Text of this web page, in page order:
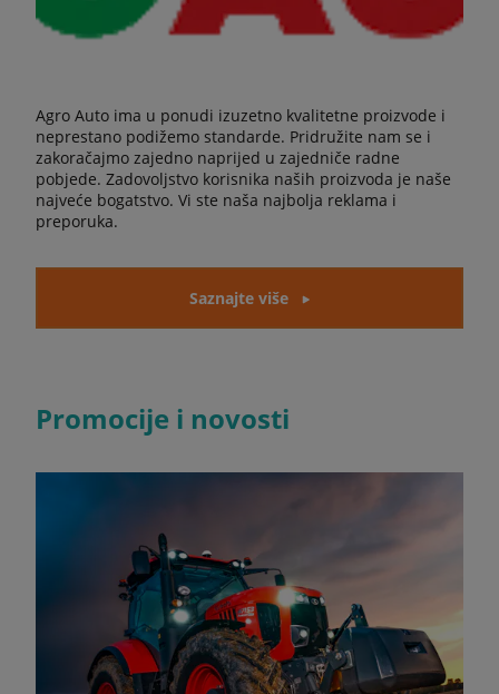
Agro Auto ima u ponudi izuzetno kvalitetne proizvode i
neprestano podižemo standarde. Pridružite nam se i
zakoračajmo zajedno naprijed u zajedniče radne
pobjede. Zadovoljstvo korisnika naših proizvoda je naše
najveće bogatstvo. Vi ste naša najbolja reklama i
preporuka.
Saznajte više
Promocije i novosti